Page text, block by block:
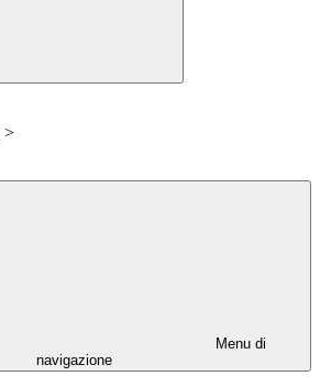
>
Menu di
navigazione